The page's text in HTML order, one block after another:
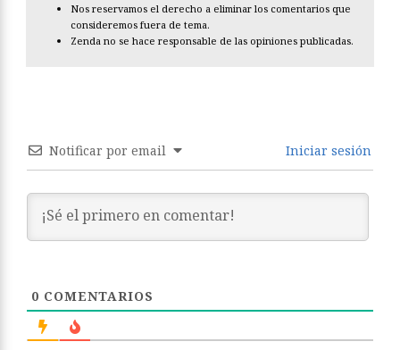
Nos reservamos el derecho a eliminar los comentarios que
consideremos fuera de tema.
Zenda no se hace responsable de las opiniones publicadas.
Notificar por email Iniciar sesión
0 COMENTARIOS